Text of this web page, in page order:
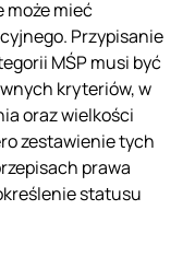
może mieć
Przypisanie
MŚP musi być
kryteriów, w
oraz wielkości
zestawienie tych
prawa
statusu